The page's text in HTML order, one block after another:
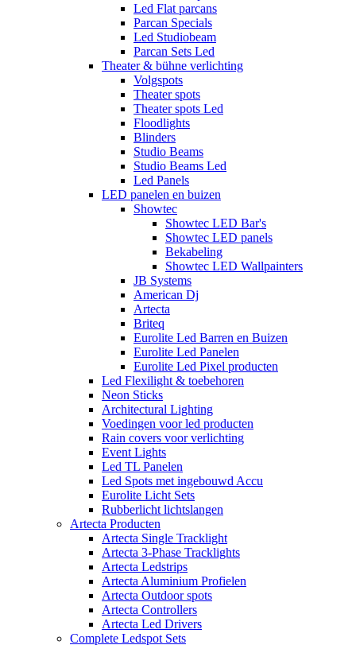
Led Flat parcans
Parcan Specials
Led Studiobeam
Parcan Sets Led
Theater & bühne verlichting
Volgspots
Theater spots
Theater spots Led
Floodlights
Blinders
Studio Beams
Studio Beams Led
Led Panels
LED panelen en buizen
Showtec
Showtec LED Bar's
Showtec LED panels
Bekabeling
Showtec LED Wallpainters
JB Systems
American Dj
Artecta
Briteq
Eurolite Led Barren en Buizen
Eurolite Led Panelen
Eurolite Led Pixel producten
Led Flexilight & toebehoren
Neon Sticks
Architectural Lighting
Voedingen voor led producten
Rain covers voor verlichting
Event Lights
Led TL Panelen
Led Spots met ingebouwd Accu
Eurolite Licht Sets
Rubberlicht lichtslangen
Artecta Producten
Artecta Single Tracklight
Artecta 3-Phase Tracklights
Artecta Ledstrips
Artecta Aluminium Profielen
Artecta Outdoor spots
Artecta Controllers
Artecta Led Drivers
Complete Ledspot Sets